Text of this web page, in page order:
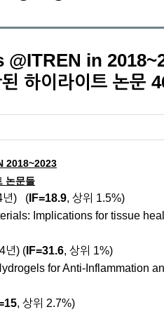
in
하이라이트 논문
2018~2023
논문들
년) ( IF=18.9, 상위 1.5%)
Implications for tissue
년) ( IF=31.6, 상위 1%)
for Anti-Inflammation
, 상위 2.7%)